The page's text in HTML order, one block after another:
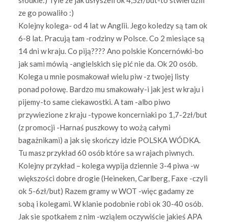
ze go powaliło :)
Kolejny kolega- od 4 lat w Anglii. Jego koledzy są tam ok
6-8 lat. Pracują tam -rodziny w Polsce. Co 2 miesiące są
14 dni w kraju. Co piją???? Ano polskie Koncernówki-bo
jak sami mówią -angielskich się pić nie da. Ok 20 osób.
Kolega u mnie posmakował wielu piw -z twojej listy
ponad połowę. Bardzo mu smakowały-i jak jest w kraju i
pijemy-to same ciekawostki. A tam -albo piwo
przywiezione z kraju -typowe koncerniaki po 1,7-2zł/but
(z promocji -Harnaś puszkowy to wożą całymi
bagażnikami) a jak się skończy idzie POLSKA WÓDKA.
Tu masz przykład 60 osób które sa w rajach piwnych.
Kolejny przykład – kolega wypija dziennie 3-4 piwa -w
większości dobre drogie (Heineken, Carlberg, Faxe -czyli
ok 5-6zł/but) Razem gramy w WOT -więc gadamy ze
sobą i kolegami. W klanie podobnie robi ok 30-40 osób.
Jak sie spotkałem z nim -wziąlem oczywiście jakieś APA